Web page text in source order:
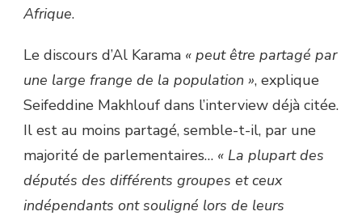
Afrique.
Le discours d’Al Karama « peut être partagé par
une large frange de la population », explique
Seifeddine Makhlouf dans l’interview déjà citée.
Il est au moins partagé, semble-t-il, par une
majorité de parlementaires… « La plupart des
députés des différents groupes et ceux
indépendants ont souligné lors de leurs